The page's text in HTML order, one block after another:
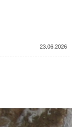
23.06.2026